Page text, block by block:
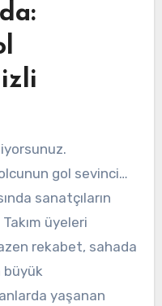
gol sevinci…
sanatçıların
üyeleri
rekabet, sahada
büyük
yaşanan